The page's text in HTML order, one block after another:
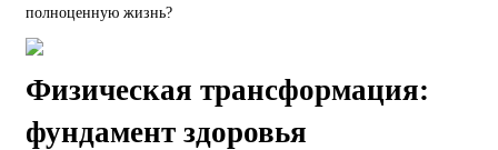
полноценную жизнь?
Физическая трансформация:
фундамент здоровья